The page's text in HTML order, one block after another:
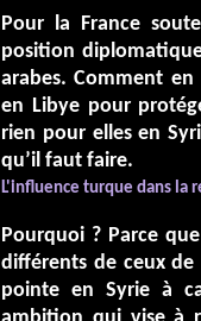
Pour la France
position
arabes. Comment
en Libye pour
rien pour elles en
qu’il faut faire.
L'influence turque dans la
Pourquoi ? Parce
différents de ceux de
pointe en Syrie à